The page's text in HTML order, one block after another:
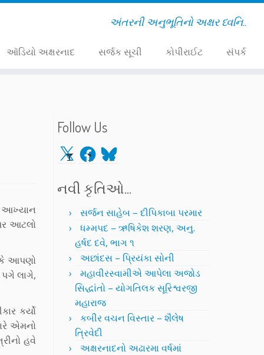
અંતરની અનુભૂતિનો અક્ષર ધ્વનિ..
ઑડિયો અક્ષરનાદ સર્જક સૂચી કોપીરાઈટ સંપર્ક
આખ્યાન
આટલો
આપણો
લાગે,
કર્યો
એમનો
હવે
Follow Us
X Facebook
Bluesky
નવી કૃતિઓ…
સર્જન સાહેબ – દીપિકાબા પરમાર
ધમ્મપદ – ઋષિકેશ શરણ, અનુ.
હર્ષદ દવે, ભાગ ૧
અછાંદસ – પ્રિયંકા સોની
મહાવીરસ્વામીએ આપેલા અજોડ
સિદ્ધાંતો – યોગતિલક સૂરિશ્વરજી
મહારાજ
કબીર વચન વિસ્તાર – શૈલેષ
ત્રિવેદી
અક્ષરનાદનો અઢારમા વર્ષમાં